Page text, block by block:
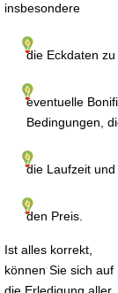
insbesondere
die Eckdaten zu
eventuelle
Bedingungen,
die Laufzeit
den Preis.
Ist alles korrekt,
können Sie sich auf